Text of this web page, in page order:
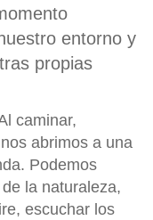
entorno y
propias
caminar,
abrimos a una
Podemos
la naturaleza,
escuchar los